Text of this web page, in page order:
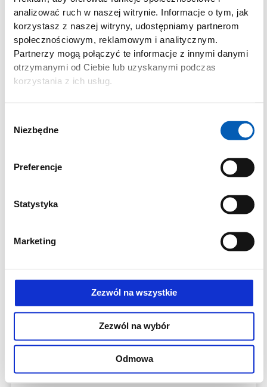
analizować ruch w naszej witrynie. Informacje o tym, jak
korzystasz z naszej witryny, udostępniamy partnerom
społecznościowym, reklamowym i analitycznym.
Partnerzy mogą połączyć te informacje z innymi danymi
otrzymanymi od Ciebie lub uzyskanymi podczas
korzystania z ich usług.
zgody
Niezbędne
Preferencje
Statystyka
Marketing
Zezwól na wszystkie
Zezwól na wybór
Odmowa